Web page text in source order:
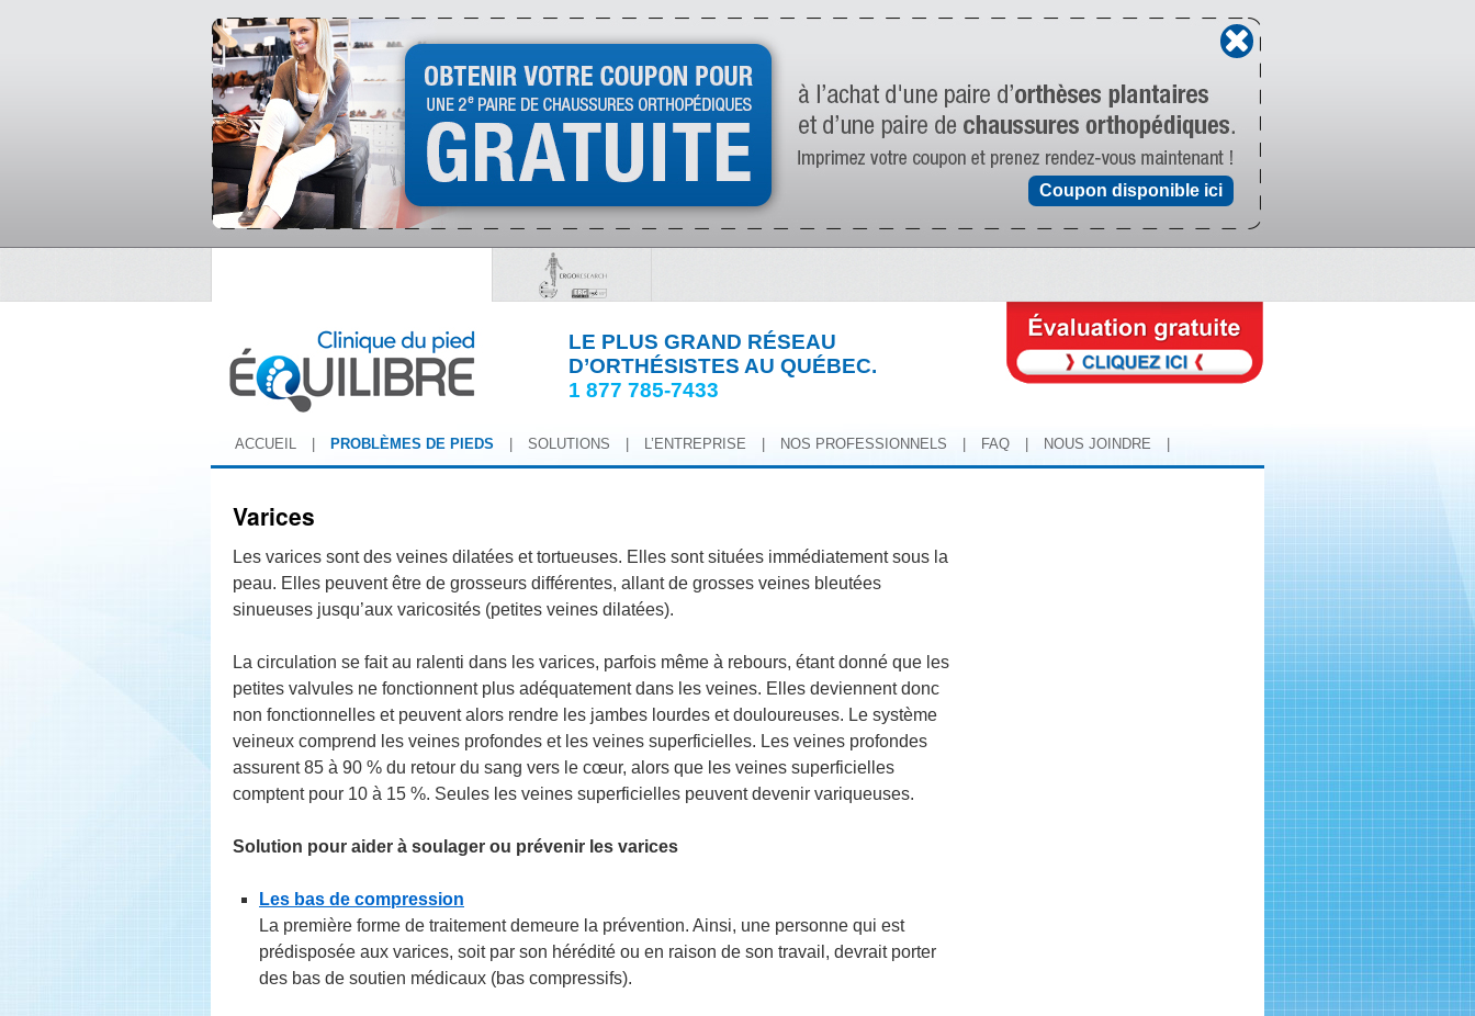
Coupon disponible ici
LE PLUS GRAND RÉSEAU
D’ORTHÉSISTES AU QUÉBEC.
1 877 785-7433
ACCUEIL PROBLÈMES DE PIEDS SOLUTIONS L’ENTREPRISE NOS PROFESSIONNELS FAQ NOUS JOINDRE
Varices
Les varices sont des veines dilatées et tortueuses. Elles sont situées immédiatement sous la
peau. Elles peuvent être de grosseurs différentes, allant de grosses veines bleutées
sinueuses jusqu’aux varicosités (petites veines dilatées).
La circulation se fait au ralenti dans les varices, parfois même à rebours, étant donné que les
petites valvules ne fonctionnent plus adéquatement dans les veines. Elles deviennent donc
non fonctionnelles et peuvent alors rendre les jambes lourdes et douloureuses. Le système
veineux comprend les veines profondes et les veines superficielles. Les veines profondes
assurent 85 à 90 % du retour du sang vers le cœur, alors que les veines superficielles
comptent pour 10 à 15 %. Seules les veines superficielles peuvent devenir variqueuses.
Solution pour aider à soulager ou prévenir les varices
Les bas de compression
La première forme de traitement demeure la prévention. Ainsi, une personne qui est
prédisposée aux varices, soit par son hérédité ou en raison de son travail, devrait porter
des bas de soutien médicaux (bas compressifs).